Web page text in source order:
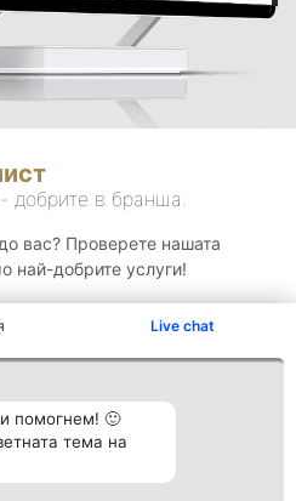
Live chat
помогнем! 🙂
тема на
добрите в бранша.
вас? Проверете нашата
най-добрите услуги!